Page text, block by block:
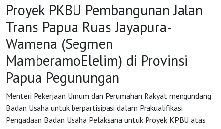
Proyek PKBU Pembangunan Jalan
Trans Papua Ruas Jayapura-
Wamena (Segmen
MamberamoElelim) di Provinsi
Papua Pegunungan
Menteri Pekerjaan Umum dan Perumahan Rakyat mengundang
Badan Usaha untuk berpartisipasi dalam Prakualifikasi
Pengadaan Badan Usaha Pelaksana untuk Proyek KPBU atas